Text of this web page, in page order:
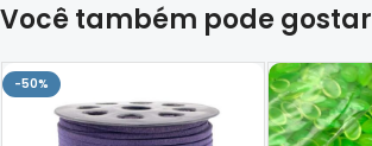
Você também pode gostar
-50%